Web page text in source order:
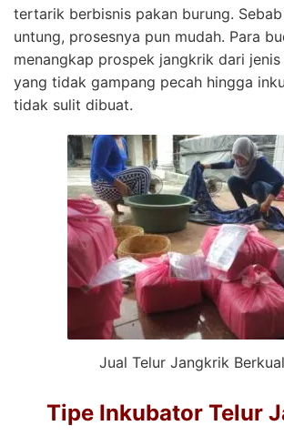
tertarik berbisnis pakan burung.
untung, prosesnya pun mudah. Para
menangkap prospek jangkrik dari
yang tidak gampang pecah hingga
tidak sulit dibuat.
Jual Telur Jangkrik
Tipe Inkubator Telur